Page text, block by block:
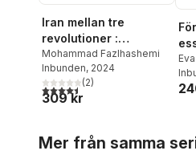
Iran mellan tre
revolutioner :
förebilder och
motbilder
Mohammad Fazlhashemi
Inbunden, 2024
4,5utav 5 stjärnor. Totalt antal
(2)
309 kr
Mer från samma